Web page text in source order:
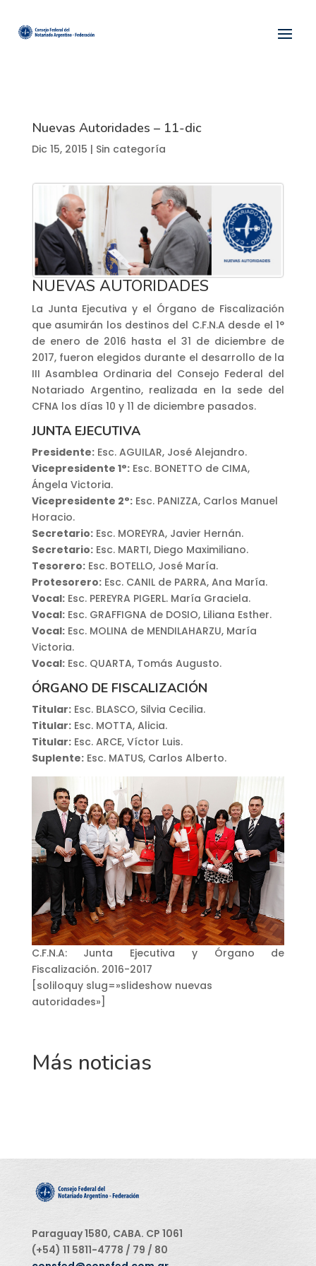
Nuevas Autoridades – 11-dic
Dic 15, 2015 | Sin categoría
NUEVAS AUTORIDADES
La Junta Ejecutiva y el Órgano de Fiscalización
que asumirán los destinos del C.F.N.A desde el 1°
de enero de 2016 hasta el 31 de diciembre de
2017, fueron elegidos durante el desarrollo de la
III Asamblea Ordinaria del Consejo Federal del
Notariado Argentino, realizada en la sede del
CFNA los días 10 y 11 de diciembre pasados.
JUNTA EJECUTIVA
Presidente:Esc. AGUILAR, José Alejandro.
Vicepresidente 1°:Esc. BONETTO de CIMA,
Ángela Victoria.
Vicepresidente 2°:Esc. PANIZZA, Carlos Manuel
Horacio.
Secretario:Esc. MOREYRA, Javier Hernán.
Secretario:Esc. MARTI, Diego Maximiliano.
Tesorero:Esc. BOTELLO, José María.
Protesorero:Esc. CANIL de PARRA, Ana María.
Vocal:Esc. PEREYRA PIGERL. María Graciela.
Vocal:Esc. GRAFFIGNA de DOSIO, Liliana Esther.
Vocal:Esc. MOLINA de MENDILAHARZU, María
Victoria.
Vocal:Esc. QUARTA, Tomás Augusto.
ÓRGANO DE FISCALIZACIÓN
Titular:Esc. BLASCO, Silvia Cecilia.
Titular:Esc. MOTTA, Alicia.
Titular:Esc. ARCE, Víctor Luis.
Suplente:Esc. MATUS, Carlos Alberto.
C.F.N.A: Junta Ejecutiva y Órgano de
Fiscalización. 2016-2017
[soliloquy slug=»slideshow nuevas
autoridades»]
Más noticias
Paraguay 1580, CABA. CP 1061
(+54) 11 5811-4778 / 79 / 80